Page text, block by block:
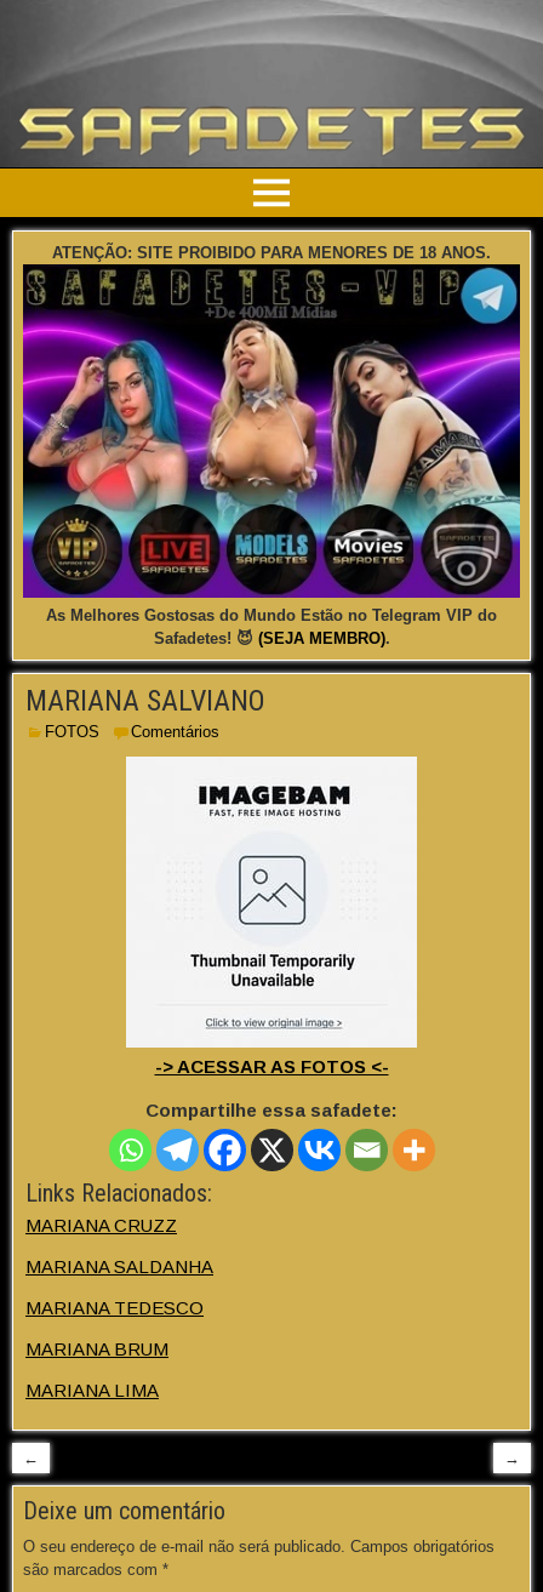
ATENÇÃO: SITE PROIBIDO PARA MENORES DE 18 ANOS.
As Melhores Gostosas do Mundo Estão no Telegram VIP do
Safadetes! 😈 (SEJA MEMBRO).
MARIANA SALVIANO
FOTOS Comentários
-> ACESSAR AS FOTOS <-
Compartilhe essa safadete:
Links Relacionados:
MARIANA CRUZZ
MARIANA SALDANHA
MARIANA TEDESCO
MARIANA BRUM
MARIANA LIMA
← →
Deixe um comentário
O seu endereço de e-mail não será publicado. Campos obrigatórios
são marcados com *